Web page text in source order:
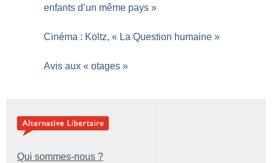
enfants d’un même pays »
Cinéma : Koltz, « La Question humaine »
Avis aux « otages »
Qui sommes-nous ?